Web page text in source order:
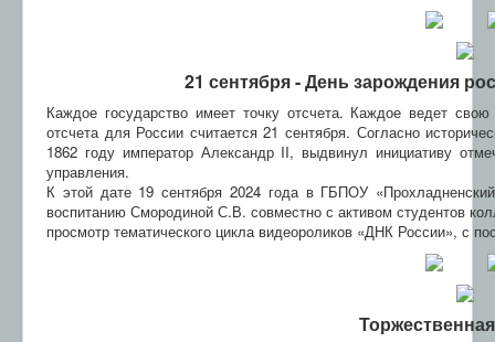
21 сентября -День зарождения
Каждое государство имеет точку отсчета. Каждое ведет
отсчета для России считается 21 сентября. Согласно
1862 году император Александр II, выдвинул инициативу
управления.
К этой дате 19 сентября 2024 года в ГБПОУ
воспитанию Смородиной С.В. совместно с активом студентов
просмотр тематического цикла видеороликов «ДНК России», с